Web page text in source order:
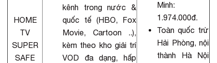
HOME
TV
SUPER
SAFE
kênh trong nước &
quốc tế (HBO, Fox
Movie, Cartoon ..),
kèm theo kho giải trí
VOD đa dạng, hấp
Minh:
1.974.000đ.
Toàn quốc trừ
Hải Phòng, nội
thành Hà Nội